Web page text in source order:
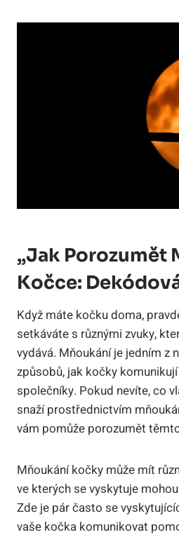
„Jak Porozumět
Kočce:
Když máte kočku doma,
setkáváte s různými zvuky,
vydává. Mňoukání je jedním z
způsobů, jak kočky
společníky. Pokud nevíte, co
snaží prostřednictvím
vám pomůže porozumět
Mňoukání kočky může mít
ve kterých se vyskytuje
Zde je pár často se
vaše kočka komunikovat